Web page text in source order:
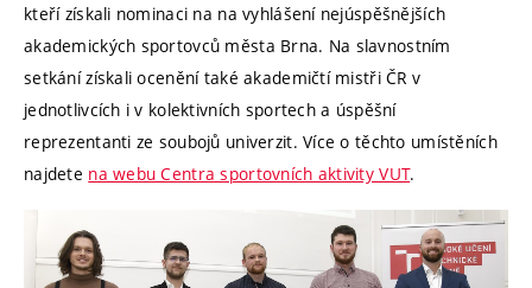
kteří získali nominaci na na vyhlášení nejúspěšnějších
akademických sportovců města Brna. Na slavnostním
setkání získali ocenění také akademičtí mistři ČR v
jednotlivcích i v kolektivních sportech a úspěšní
reprezentanti ze soubojů univerzit. Více o těchto umístěních
najdete na webu Centra sportovních aktivity VUT.